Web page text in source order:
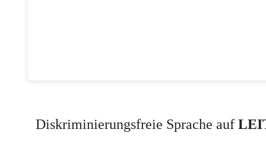
Diskriminierungsfreie Sprache auf